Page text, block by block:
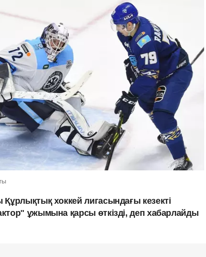
хоккей лигасындағы кезекті
ұжымына қарсы өткізді, деп хабарлайды